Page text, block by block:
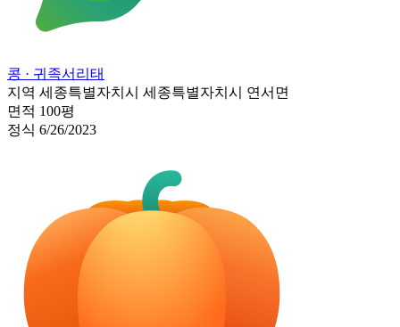
콩 · 귀족서리태
지역 세종특별자치시 세종특별자치시 연서면
면적 100평
정식 6/26/2023